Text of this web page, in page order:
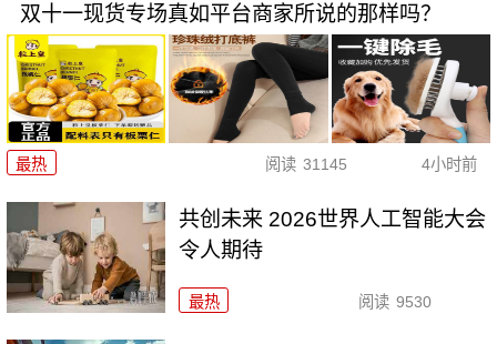
双十一现货专场真如平台商家所说的那样吗？
最热 阅读 31145 4小时前
共创未来 2026世界人工智能大会
令人期待
最热 阅读 9530